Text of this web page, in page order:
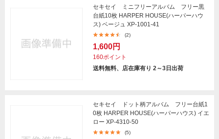
セキセイ ミニフリーアルバム フリー黒
台紙10枚 HARPER HOUSE(ハーパーハウ
ス) ベージュ XP-1001-41
(2)
1,600円
160ポイント
送料無料、店在庫有り 2～3日出荷
セキセイ ドット柄アルバム フリー台紙1
0枚 HARPER HOUSE(ハーパーハウス) イエ
ロー XP-4310-50
(5)